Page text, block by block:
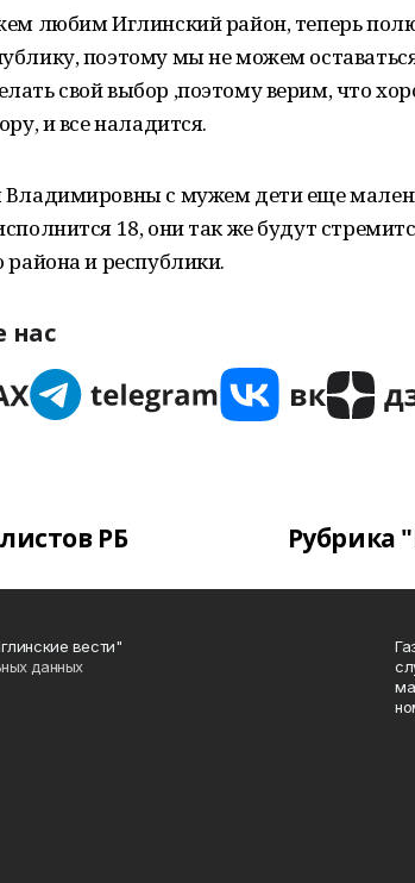
любим Иглинский район, теперь
поэтому мы не можем
свой выбор ,поэтому верим, что
и все наладится.
Владимировны с мужем дети еще
18, они так же будут
района и республики.
нас
РБ Рубрика
вести"
данных